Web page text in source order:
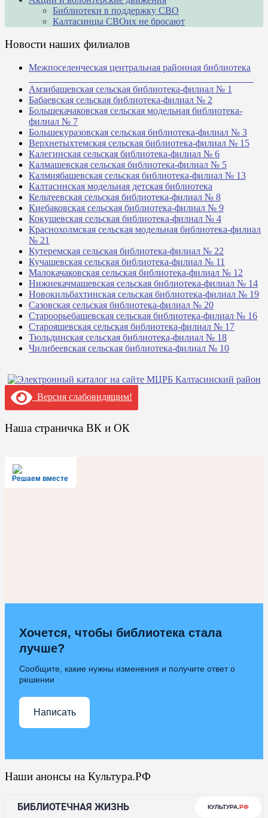
Библиотеки в поддержку СВО
Калтасинцы СВОих не бросают
Новости наших филиалов
Межпоселенческая центральная районная библиотека
Амзибашевская сельская библиотека-филиал № 1
Бабаевская сельская библиотека-филиал № 2
Большекачаковская сельская модельная библиотека-
филиал № 7
Большекуразовская сельская библиотека-филиал № 3
Верхнетыхтемская сельская библиотека-филиал № 15
Калегинская сельская библиотека-филиал № 6
Калмашевская сельская библиотека-филиал № 5
Калмиябашевская сельская библиотека-филиал № 13
Калтасинская модельная детская библиотека
Кельтеевская сельская библиотека-филиал № 8
Киебаковская сельская библиотека-филиал № 9
Кокушевская сельская библиотека-филиал № 4
Краснохолмская сельская модельная библиотека-филиал
№ 21
Кутеремская сельская библиотека-филиал № 22
Кучашевская сельская библиотека-филиал № 11
Малокачаковская сельская библиотека-филиал № 12
Нижнекачмашевская сельская библиотека-филиал № 14
Новокильбахтинская сельская библиотека-филиал № 19
Сазовская сельская библиотека-филиал № 20
Староорьебашевская сельская библиотека-филиал № 16
Старояшевская сельская библиотека-филиал № 17
Тюльдинская сельская библиотека-филиал № 18
Чилибеевская сельская библиотека-филиал № 10
Версия слабовидящим!
Наша страничка ВК и ОК
Решаем вместе
Хочется, чтобы библиотека стала
лучше?
Сообщите, какие нужны изменения и получите ответ о
решении
Написать
Наши анонсы на Культура.РФ